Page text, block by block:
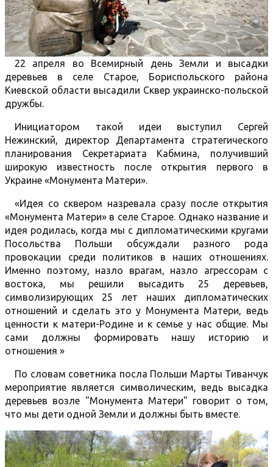
22 апреля во Всемирный день Земли и высадки
деревьев в селе Старое, Бориспольского района
Киевской области высадили Сквер украинско-польской
дружбы.
Инициатором такой идеи выступил Сергей
Нежинский, директор Департамента стратегического
планирования Секретариата Кабмина, получивший
широкую известность после открытия первого в
Украине «Монумента Матери».
«Идея со сквером назревала сразу после открытия
«Монумента Матери» в селе Старое. Однако название и
идея родилась, когда мы с дипломатическими кругами
Посольства Польши обсуждали разного рода
провокации среди политиков в наших отношениях.
Именно поэтому, назло врагам, назло агрессорам с
востока, мы решили высадить 25 деревьев,
символизирующих 25 лет наших дипломатических
отношений и сделать это у Монумента Матери, ведь
ценности к матери-Родине и к семье у нас общие. Мы
сами должны формировать нашу историю и
отношения »
По словам советника посла Польши Марты Тиванчук
мероприятие является символическим, ведь высадка
деревьев возле "Монумента Матери" говорит о том,
что мы дети одной Земли и должны быть вместе.